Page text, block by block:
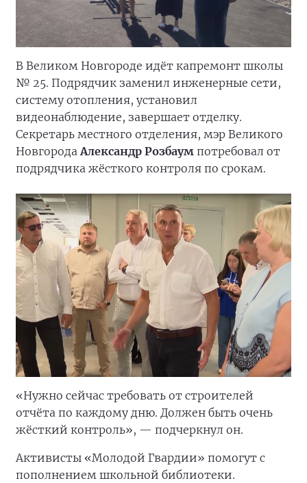
В Великом Новгороде идёт капремонт школы
№ 25. Подрядчик заменил инженерные сети,
систему отопления, установил
видеонаблюдение, завершает отделку.
Секретарь местного отделения, мэр Великого
НовгородаАлександр Розбаум потребовал от
подрядчика жёсткого контроля по срокам.
«Нужно сейчас требовать от строителей
отчёта по каждому дню. Должен быть очень
жёсткий контроль», — подчеркнул он.
Активисты «Молодой Гвардии» помогут с
пополнением школьной библиотеки.